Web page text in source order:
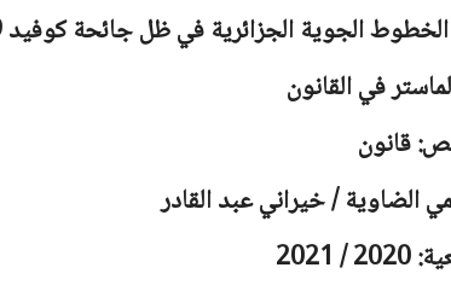
الجوية الجزائرية في ظل جائحة كوفيد 19
في القانون
قانون
الضاوية / خيراني عبد القادر